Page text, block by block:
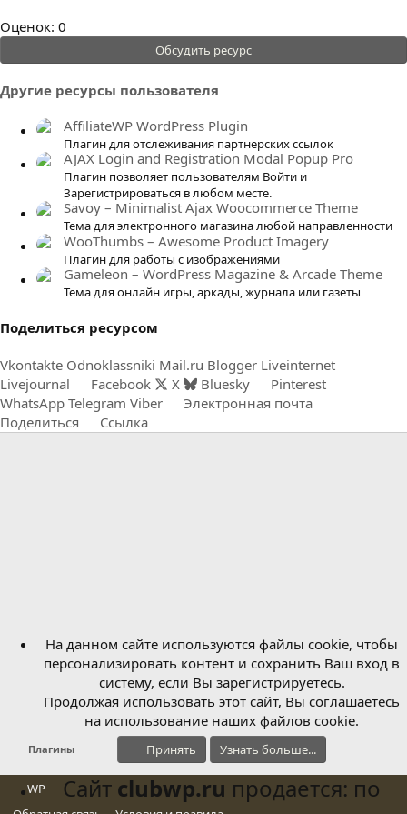
0
.
0
0
з
Оценок: 0
Обсудить ресурс
Другие ресурсы пользователя
AffiliateWP WordPress Plugin
Плагин для отслеживания партнерских ссылок
AJAX Login and Registration Modal Popup Pro
Плагин позволяет пользователям Войти и
Зарегистрироваться в любом месте.
Savoy – Minimalist Ajax Woocommerce Theme
Тема для электронного магазина любой направленности
WooThumbs – Awesome Product Imagery
Плагин для работы с изображениями
Gameleon – WordPress Magazine & Arcade Theme
Тема для онлайн игры, аркады, журнала или газеты
Поделиться ресурсом
Vkontakte Odnoklassniki Mail.ru Blogger Liveinternet
Livejournal
Facebook X Bluesky
Pinterest
WhatsApp Telegram Viber
Электронная почта
Поделиться
Ссылка
Плагины
WP
На данном сайте используются файлы cookie, чтобы
персонализировать контент и сохранить Ваш вход в
систему, если Вы зарегистрируетесь.
Продолжая использовать этот сайт, Вы соглашаетесь
на использование наших файлов cookie.
Принять Узнать больше...
Сайт clubwp.ru продается: по